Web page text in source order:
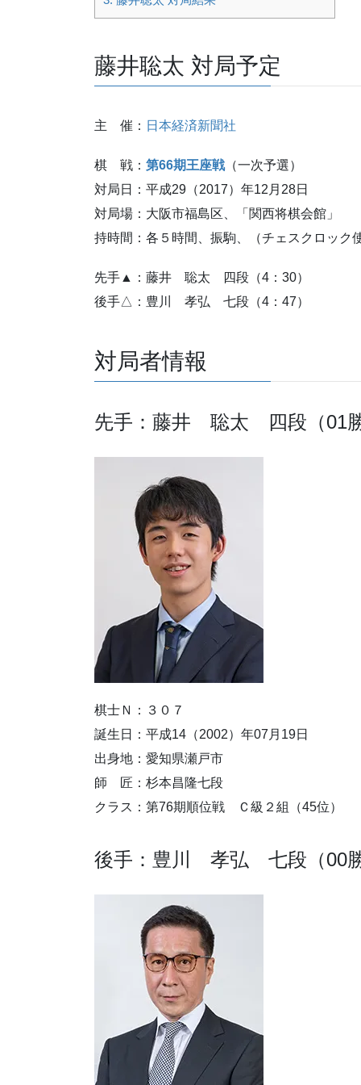
藤井聡太 対局予定
主 催： 日本経済新聞社
棋 戦： 第66期王座戦（一次予選）
対局日：平成29（2017）年12月28日
対局場：大阪市福島区、「関西将棋会館」
持時間：各５時間、振駒、（チェスクロック
先手▲：藤井 聡太 四段（4：30）
後手△：豊川 孝弘 七段（4：47）
対局者情報
先手：藤井 聡太 四段（01
棋士Ｎ：３０７
誕生日：平成14（2002）年07月19日
出身地：愛知県瀬戸市
師 匠：杉本昌隆七段
クラス：第76期順位戦 Ｃ級２組（45位）
後手：豊川 孝弘 七段（00